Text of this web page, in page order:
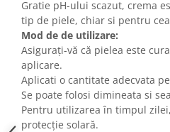
Gratie pH-ului scazut, crema
tip de piele, chiar si pentru
Mod de de utilizare:
Asigurați-vă că pielea este
aplicare.
Aplicati o cantitate adecvata
Se poate folosi dimineata si
Pentru utilizarea în timpul
protecție solară.